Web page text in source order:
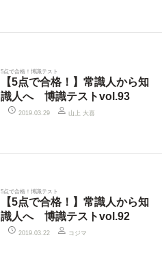
5点で合格！博識テスト
【5点で合格！】常識人から知
識人へ 博識テストvol.93
2019.03.29 山上 大喜
5点で合格！博識テスト
【5点で合格！】常識人から知
識人へ 博識テストvol.92
2019.03.22 コジマ